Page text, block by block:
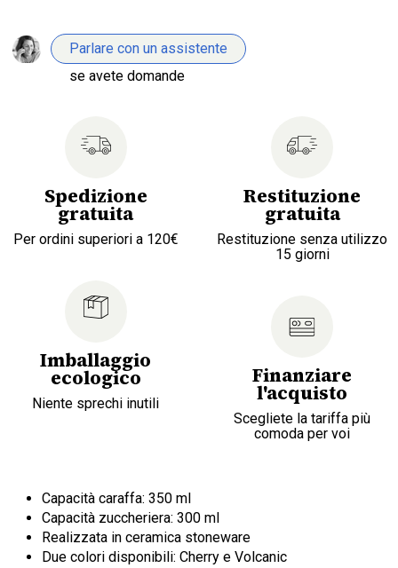
Parlare con un assistente
se avete domande
Spedizione
gratuita
Per ordini superiori a 120€
Restituzione
gratuita
Restituzione senza utilizzo
15 giorni
Imballaggio
ecologico
Niente sprechi inutili
Finanziare
l'acquisto
Scegliete la tariffa più
comoda per voi
Capacità caraffa: 350 ml
Capacità zuccheriera: 300 ml
Realizzata in ceramica stoneware
Due colori disponibili: Cherry e Volcanic